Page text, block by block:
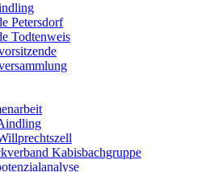
Petersdorf
Todtenweis
Kabisbachgruppe